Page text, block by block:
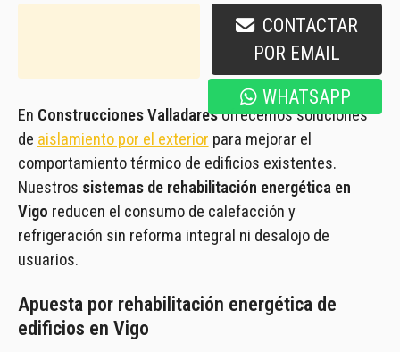
986 073 296
CONTACTAR
POR EMAIL
WHATSAPP
En Construcciones Valladaresofrecemos soluciones
de aislamiento por el exterior para mejorar el
comportamiento térmico de edificios existentes.
Nuestros sistemas de rehabilitación energética en
Vigo reducen el consumo de calefacción y
refrigeración sin reforma integral ni desalojo de
usuarios.
Apuesta por rehabilitación energética de
edificios en Vigo